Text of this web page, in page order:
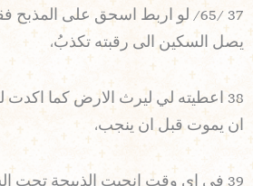
37 /65/ لو اربط اسحق على المذبح
يصل السكين الى رقبته تكذبُ،
38 اعطيته لي ليرث الارض كما
ان يموت قبل ان ينجب،
39 في اي وقت انجبت الذبيحة تحت